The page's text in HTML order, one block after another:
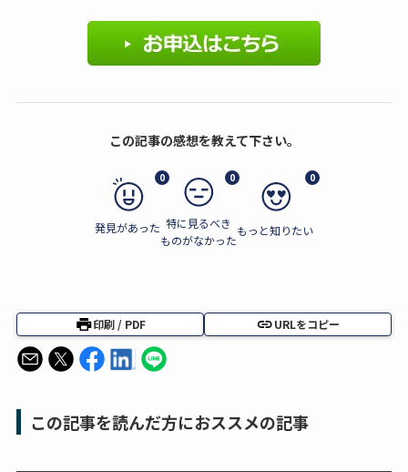
この記事の感想を教えて下さい。
0
発見があった
0
特に見るべき
ものがなかった
0
もっと知りたい
印刷 / PDF URLをコピー
この記事を読んだ方におススメの記事